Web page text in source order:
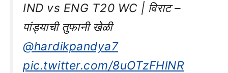
IND vs ENG T20 WC | विराट –
पांड्याची तुफानी खेळी
@hardikpandya7
pic.twitter.com/8uOTzFHlNR